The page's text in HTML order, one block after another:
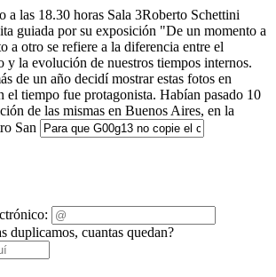
a las 18.30 horas Sala 3Roberto Schettini
guiada por su exposición "De un momento a
a otro se refiere a la diferencia entre el
y la evolución de nuestros tiempos internos.
de un año decidí mostrar estas fotos en
el tiempo fue protagonista. Habían pasado 10
de las mismas en Buenos Aires, en la
San
duplicamos, cuantas quedan?